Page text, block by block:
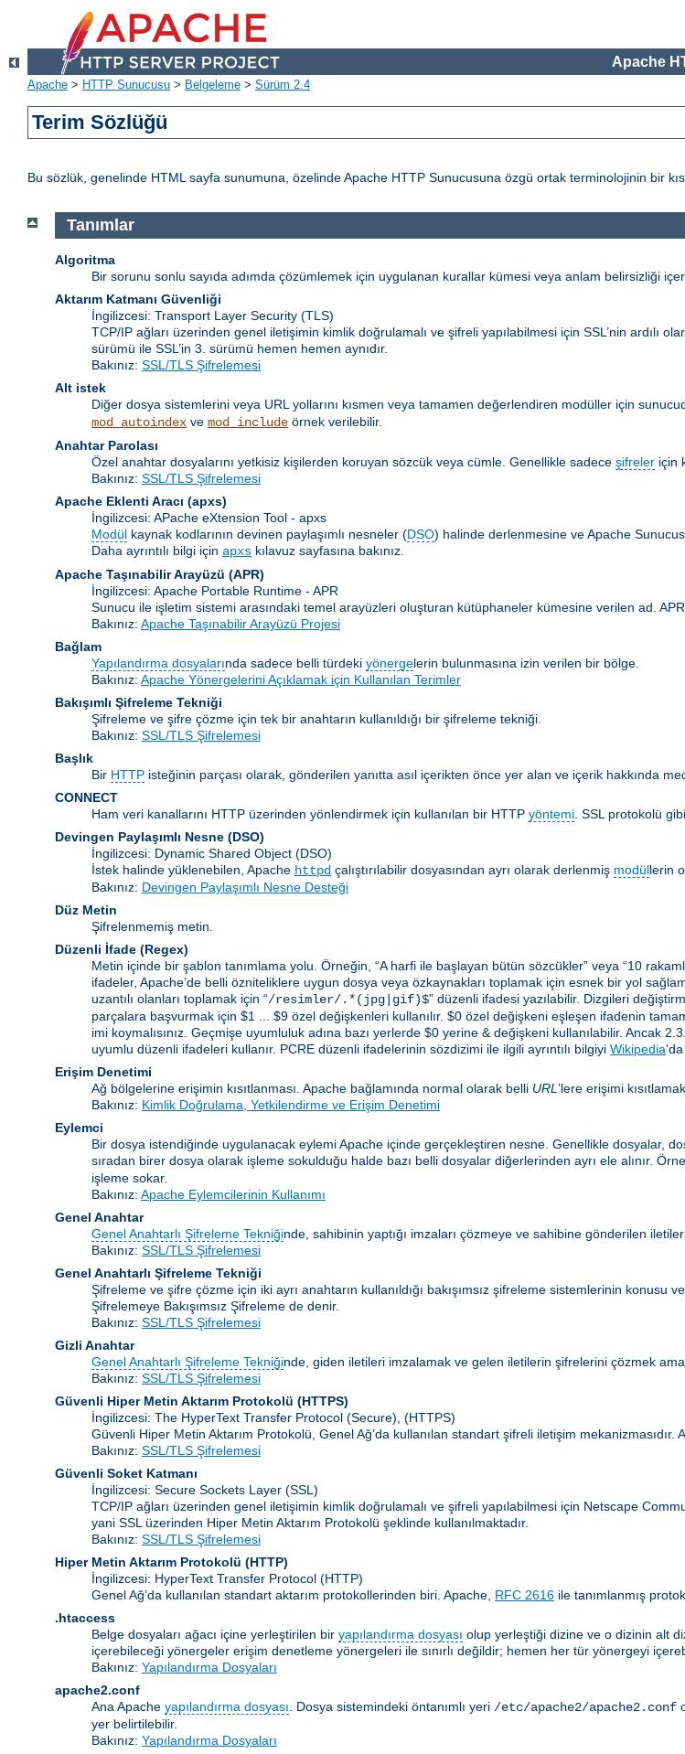
Apache
Apache > HTTP Sunucusu > Belgeleme > Sürüm 2.4
Terim Sözlüğü
Bu sözlük, genelinde HTML sayfa sunumuna, özelinde Apache HTTP Sunucusuna özgü ortak terminolojinin bir
Tanımlar
Algoritma
Bir sorunu sonlu sayıda adımda çözümlemek için uygulanan kurallar kümesi veya anlam belirsizliği
Aktarım Katmanı Güvenliği
İngilizcesi: Transport Layer Security (TLS)
TCP/IP ağları üzerinden genel iletişimin kimlik doğrulamalı ve şifreli yapılabilmesi için SSL’nin ardılı
sürümü ile SSL’in 3. sürümü hemen hemen aynıdır.
Bakınız: SSL/TLS Şifrelemesi
Alt istek
Diğer dosya sistemlerini veya URL yollarını kısmen veya tamamen değerlendiren modüller için
mod_autoindex ve mod_include örnek verilebilir.
Anahtar Parolası
Özel anahtar dosyalarını yetkisiz kişilerden koruyan sözcük veya cümle. Genellikle sadece şifreler için
Bakınız: SSL/TLS Şifrelemesi
Apache Eklenti Aracı (apxs)
İngilizcesi: APache eXtension Tool - apxs
Modül kaynak kodlarının devinen paylaşımlı nesneler (DSO) halinde derlenmesine ve Apache
Daha ayrıntılı bilgi için apxs kılavuz sayfasına bakınız.
Apache Taşınabilir Arayüzü (APR)
İngilizcesi: Apache Portable Runtime - APR
Sunucu ile işletim sistemi arasındaki temel arayüzleri oluşturan kütüphaneler kümesine verilen ad.
Bakınız: Apache Taşınabilir Arayüzü Projesi
Bağlam
Yapılandırma dosyalarında sadece belli türdeki yönergelerin bulunmasına izin verilen bir bölge.
Bakınız: Apache Yönergelerini Açıklamak için Kullanılan Terimler
Bakışımlı Şifreleme Tekniği
Şifreleme ve şifre çözme için tek bir anahtarın kullanıldığı bir şifreleme tekniği.
Bakınız: SSL/TLS Şifrelemesi
Başlık
Bir HTTP isteğinin parçası olarak, gönderilen yanıtta asıl içerikten önce yer alan ve içerik hakkında
CONNECT
Ham veri kanallarını HTTP üzerinden yönlendirmek için kullanılan bir HTTP yöntemi . SSL protokolü
Devingen Paylaşımlı Nesne (DSO)
İngilizcesi: Dynamic Shared Object (DSO)
İstek halinde yüklenebilen, Apache httpd çalıştırılabilir dosyasından ayrı olarak derlenmiş modüllerin
Bakınız: Devingen Paylaşımlı Nesne Desteği
Düz Metin
Şifrelenmemiş metin.
Düzenli İfade (Regex)
Metin içinde bir şablon tanımlama yolu. Örneğin, “A harfi ile başlayan bütün sözcükler” veya “10
ifadeler, Apache’de belli özniteliklere uygun dosya veya özkaynakları toplamak için esnek bir yol
uzantılı olanları toplamak için “/resimler/.*(jpg|gif)$” düzenli ifadesi yazılabilir. Dizgileri
parçalara başvurmak için $1 ... $9 özel değişkenleri kullanılır. $0 özel değişkeni eşleşen ifadenin
imi koymalısınız. Geçmişe uyumluluk adına bazı yerlerde $0 yerine & değişkeni kullanılabilir. Ancak
uyumlu düzenli ifadeleri kullanır. PCRE düzenli ifadelerinin sözdizimi ile ilgili ayrıntılı bilgiyi Wikipedia'da
Erişim Denetimi
Ağ bölgelerine erişimin kısıtlanması. Apache bağlamında normal olarak belli URL ’lere erişimi
Bakınız: Kimlik Doğrulama, Yetkilendirme ve Erişim Denetimi
Eylemci
Bir dosya istendiğinde uygulanacak eylemi Apache içinde gerçekleştiren nesne. Genellikle dosyalar,
sıradan birer dosya olarak işleme sokulduğu halde bazı belli dosyalar diğerlerinden ayrı ele alınır.
işleme sokar.
Bakınız: Apache Eylemcilerinin Kullanımı
Genel Anahtar
Genel Anahtarlı Şifreleme Tekniğinde, sahibinin yaptığı imzaları çözmeye ve sahibine gönderilen
Bakınız: SSL/TLS Şifrelemesi
Genel Anahtarlı Şifreleme Tekniği
Şifreleme ve şifre çözme için iki ayrı anahtarın kullanıldığı bakışımsız şifreleme sistemlerinin
Şifrelemeye Bakışımsız Şifreleme de denir.
Bakınız: SSL/TLS Şifrelemesi
Gizli Anahtar
Genel Anahtarlı Şifreleme Tekniğinde, giden iletileri imzalamak ve gelen iletilerin şifrelerini çözmek
Bakınız: SSL/TLS Şifrelemesi
Güvenli Hiper Metin Aktarım Protokolü (HTTPS)
İngilizcesi: The HyperText Transfer Protocol (Secure), (HTTPS)
Güvenli Hiper Metin Aktarım Protokolü, Genel Ağ’da kullanılan standart şifreli iletişim mekanizmasıdır.
Bakınız: SSL/TLS Şifrelemesi
Güvenli Soket Katmanı
İngilizcesi: Secure Sockets Layer (SSL)
TCP/IP ağları üzerinden genel iletişimin kimlik doğrulamalı ve şifreli yapılabilmesi için Netscape
yani SSL üzerinden Hiper Metin Aktarım Protokolü şeklinde kullanılmaktadır.
Bakınız: SSL/TLS Şifrelemesi
Hiper Metin Aktarım Protokolü (HTTP)
İngilizcesi: HyperText Transfer Protocol (HTTP)
Genel Ağ’da kullanılan standart aktarım protokollerinden biri. Apache, RFC 2616 ile tanımlanmış
.htaccess
Belge dosyaları ağacı içine yerleştirilen bir yapılandırma dosyası olup yerleştiği dizine ve o dizinin alt
içerebileceği yönergeler erişim denetleme yönergeleri ile sınırlı değildir; hemen her tür yönergeyi
Bakınız: Yapılandırma Dosyaları
apache2.conf
Ana Apache yapılandırma dosyası . Dosya sistemindeki öntanımlı yeri /etc/apache2/apache2.conf
yer belirtilebilir.
Bakınız: Yapılandırma Dosyaları